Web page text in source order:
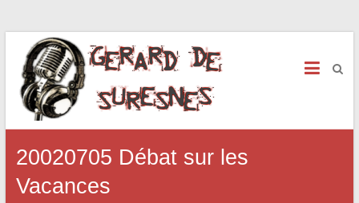
20020705 Débat sur les
Vacances